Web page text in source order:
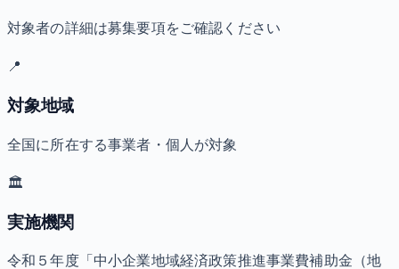
対象者の詳細は募集要項をご確認ください
📍
対象地域
全国に所在する事業者・個人が対象
🏛️
実施機関
令和５年度「中小企業地域経済政策推進事業費補助金（地